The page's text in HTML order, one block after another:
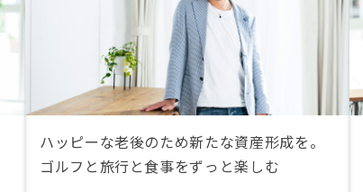
ハッピーな老後のため新たな資産形成を。
ゴルフと旅行と食事をずっと楽しむ